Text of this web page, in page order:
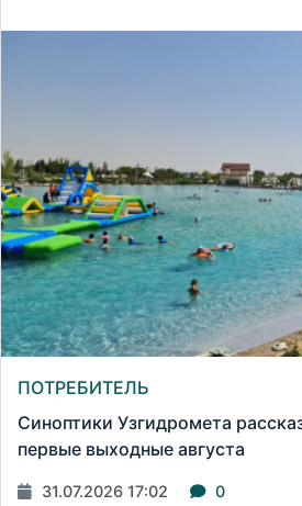
ПОТРЕБИТЕЛЬ
Синоптики Узгидромета
первые выходные августа
31.07.2026 17:02 0